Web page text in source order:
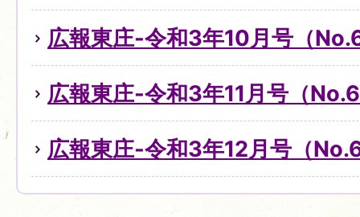
広報東庄-令和3年10月号（
広報東庄-令和3年11月号（
広報東庄-令和3年12月号（